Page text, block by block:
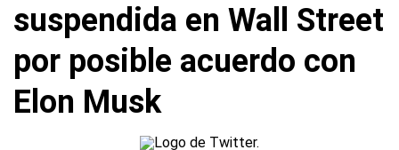
suspendida en Wall Street
por posible acuerdo con
Elon Musk